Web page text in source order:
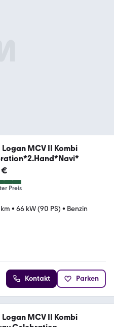
MCV II Kombi
€
Preis
• 66 kW (90 PS) • Benzin
Kontakt Parken
MCV II Kombi